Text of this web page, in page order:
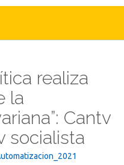
realiza
la
Cantv
socialista